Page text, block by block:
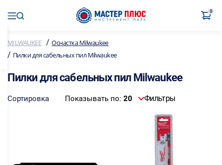
0
MILWAUKEE /Оснастка Milwaukee
/ Пилки для сабельных пил Milwaukee
Пилки для сабельных пил Milwaukee
Сортировка Показывать по: 20 Фильтры